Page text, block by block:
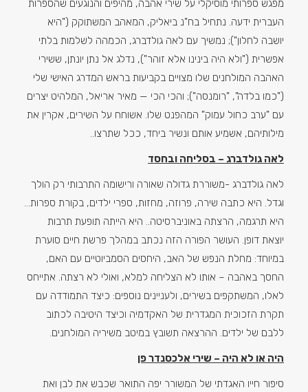
מפגש ספרותי מוסיקלי על שירי אהבה, מהיפים והנוגעים שהספרות
העברית ידעה. נתחיל בח"נ ביאליק, המאהב המשתוקק ("היא
יושבה לחלון"); נמשיך עם לאה גולדברג, הכמהה לשלמות בלתי
אפשרית ("ולא היה בינינו אלא זוהר"), נדלג אל נתן יונתן, ששירי
האהבה המולחנים שלו מצויים בקביעות בראש המדרג האישי שלי
("כמו בלדה", "רומנסה"); והכי הכי — מאיר אריאל, המלהיט יצרים
עם "ערב כחול עמוק" המהפנט שלו. אשוחח על השירים, אקרין את
מילותיהם, אשמיע אותם ונשיר ביחד, ככל שתרצו..
לאה גולדברג – בסליחה ובחסד
לאה גולדברג -משוררת גדולה שאורה ורישומה התרבותי רק הולך
וגדל. היא כתבה שירה, פרוזה, מחזות, ספרי ילדים, בקורת ספרות…
היא תרגמה, הרצתה באוניברסיטה.. היא הייתה תופעת תרבות
יוצאת דופן. העושר הפורה הזה נכתב במהלך פרשת חיים סוערת
במיוחד: מחלת הנפש של האב, היחסים הסמביוטיים עם האם,
החסך באהבה – אותו לא הצליחה למלא, ואולי לא רצתה. אתייחס
לאלו, המשתקפים בשירים, ולעניינים נוספים: כיצד התמודדה עם
תקרת הזכוכית המגדרית של האקדמיה וכיצד היטיבה לכתוב
ללבם של ילדים. ההרצאה תשובץ במיטב משיריה המולחנים.
היה או לא היה – שירי אלכסנדר פן
סיפור חייו האגדתי של המשורר יפה התואר שכבש את לבן ואת